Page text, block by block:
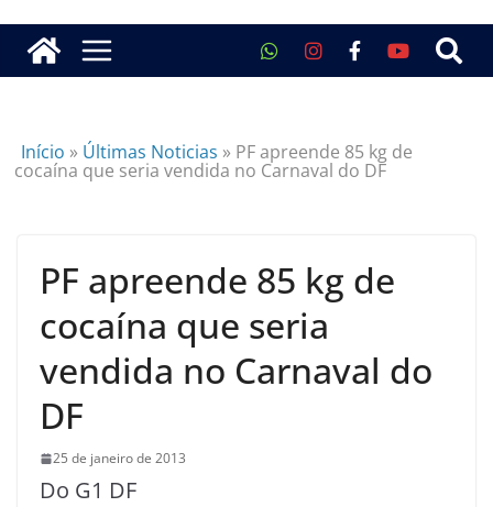
Início » Últimas Noticias » PF apreende 85 kg de
cocaína que seria vendida no Carnaval do DF
PF apreende 85 kg de
cocaína que seria
vendida no Carnaval do
DF
25 de janeiro de 2013
Do G1 DF